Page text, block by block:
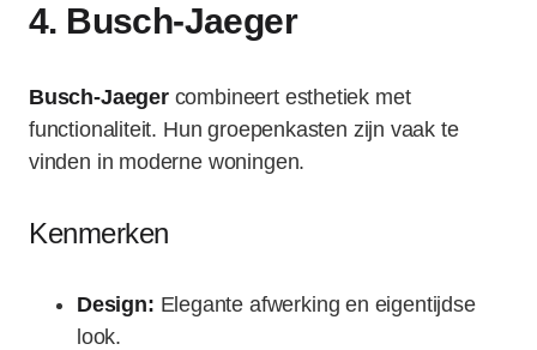
4. Busch-Jaeger
Busch-Jaegercombineert esthetiek met
functionaliteit. Hun groepenkasten zijn vaak te
vinden in moderne woningen.
Kenmerken
Design: Elegante afwerking en eigentijdse
look.